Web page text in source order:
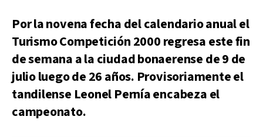
Por la novena fecha del calendario anual el
Turismo Competición 2000 regresa este fin
de semana a la ciudad bonaerense de 9 de
julio luego de 26 años. Provisoriamente el
tandilense Leonel Pernía encabeza el
campeonato.